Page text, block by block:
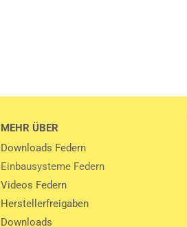
MEHR ÜBER
Downloads Federn
Einbausysteme Federn
Videos Federn
Herstellerfreigaben
Downloads